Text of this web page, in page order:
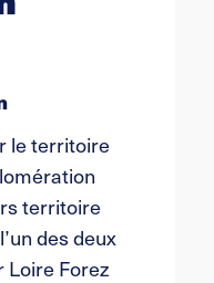
le territoire
territoire
des deux
Loire Forez